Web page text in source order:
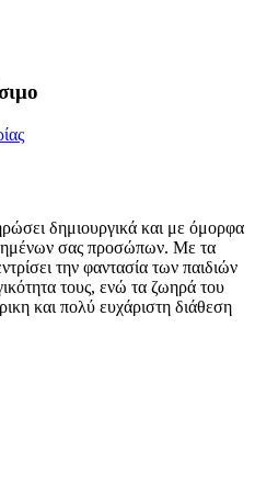
δημιουργικά και με όμορφα
σας προσώπων. Με τα
την φαντασία των παιδιών
τους, ενώ τα ζωηρά του
και πολύ ευχάριστη διάθεση